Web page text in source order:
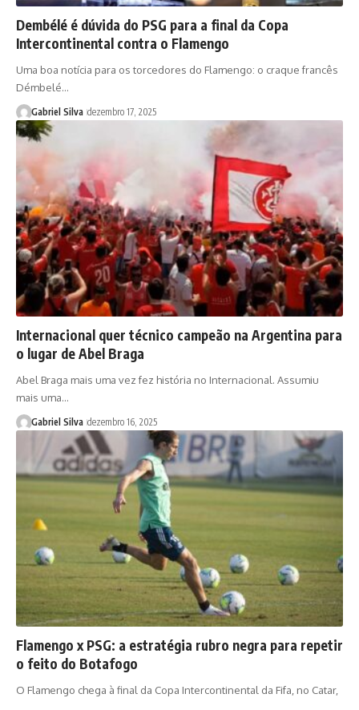
Dembélé é dúvida do PSG para a final da Copa
Intercontinental contra o Flamengo
Uma boa notícia para os torcedores do Flamengo: o craque francês
Démbelé…
Gabriel Silva dezembro 17, 2025
Internacional quer técnico campeão na Argentina para
o lugar de Abel Braga
Abel Braga mais uma vez fez história no Internacional. Assumiu
mais uma…
Gabriel Silva dezembro 16, 2025
Flamengo x PSG: a estratégia rubro negra para repetir
o feito do Botafogo
O Flamengo chega à final da Copa Intercontinental da Fifa, no Catar,